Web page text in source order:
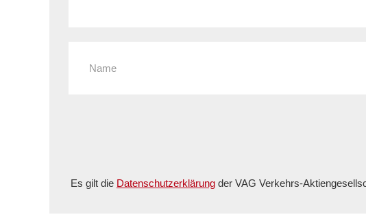
Es gilt die Datenschutzerklärungder VAG Verkehrs-